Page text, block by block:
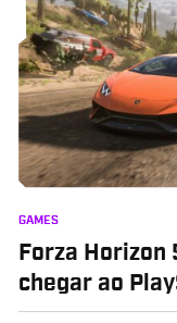
GAMES
Forza
chegar ao